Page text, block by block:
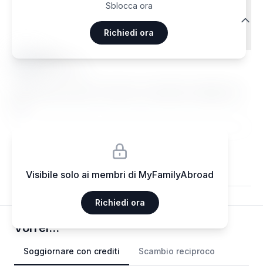
Sblocca ora
Richiedi ora
Recensioni dei viaggiatori
Ma••••
Visibile solo ai membri di MyFamilyAbroad
Richiedi ora
Vorrei...
Soggiornare con crediti Scambio reciproco